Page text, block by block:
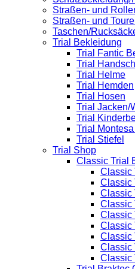
Straßen- und
Straßen- und
Taschen/
Trial Bekleidung
Trial Fantic
Trial
Trial Helme
Trial Hemden
Trial Hosen
Trial Jacken/
Trial
Trial
Trial Stiefel
Trial Shop
Classic Trial
Classic
Classic
Classic
Classic
Classic
Classic
Classic
Classic
Classic